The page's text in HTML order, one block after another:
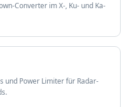
Converter im X-, Ku- und Ka-
und Power Limiter für Radar-